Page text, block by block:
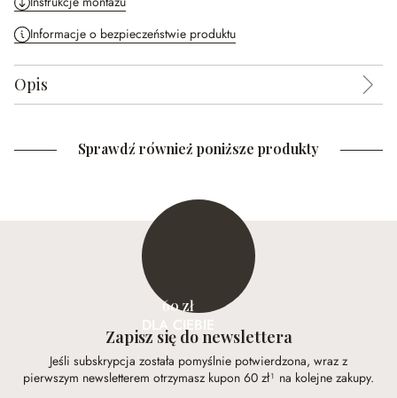
Informacje o bezpieczeństwie produktu
Opis
Sprawdź również poniższe produkty
60 zł
DLA CIEBIE
Zapisz się do newslettera
Jeśli subskrypcja została pomyślnie potwierdzona, wraz z
pierwszym newsletterem otrzymasz kupon 60 zł¹ na kolejne zakupy.